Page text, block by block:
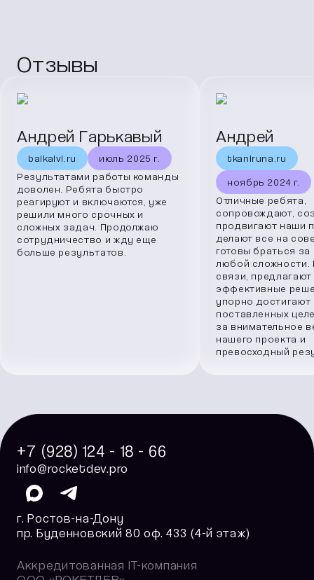
Отзывы
Андрей Гарькавый
baikalvl.ru
июль 2025 г.
Результатами работы команды
доволен. Ребята быстро
реагируют и включаются, уже
решили много срочных и
сложных задач. Продолжаю
сотрудничество и жду еще
больше результатов.
Андрей
tkaniruna.ru
ноябрь 2024 г.
Отличные ребята,
сопровождают,
продвигают наши
делают все на
готовы браться
любой сложности.
связи, предлагают
эффективные
упорно достигают
поставленных
за внимательное
нашего проекта и
превосходный
г. Ростов-на-Дону
пр. Буденновский 80 оф. 433 (4-й этаж)
+7 (928) 124 - 18 - 66
info@rocketdev.pro
Аккредитованная IT-компания